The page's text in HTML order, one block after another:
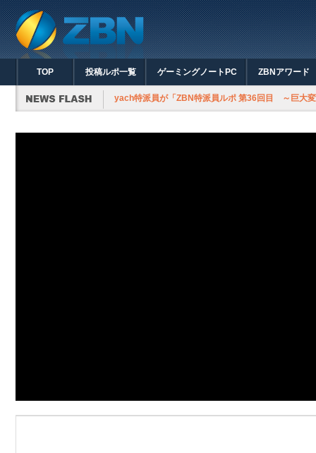
TOP 投稿ルポ一覧 ゲーミングノートPC ZBNアワード
甲種撃破～」を投稿しました